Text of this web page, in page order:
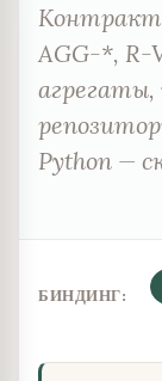
Контракт
AGG-*, R-
агрегаты,
Python —
БИНДИНГ: